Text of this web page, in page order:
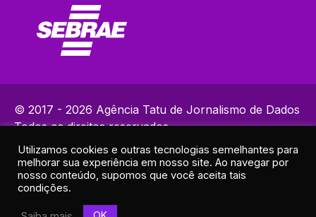
© 2017 - 2026 Agência Tatu de Jornalismo de Dados
Todos os direitos reservados.
Política de Privacidade
Contatos: (82) 99383-9153 | ola@agenciatatu.com.br |
Responsável técnico: Lucas Maia
Endereço: R. Elias Ramos de Araújo, 30A - Sala 2 - Cruz das
Utilizamos cookies e outras tecnologias semelhantes para
melhorar sua experiência em nosso site. Ao navegar por
nosso conteúdo, supomos que você aceita tais
condições.